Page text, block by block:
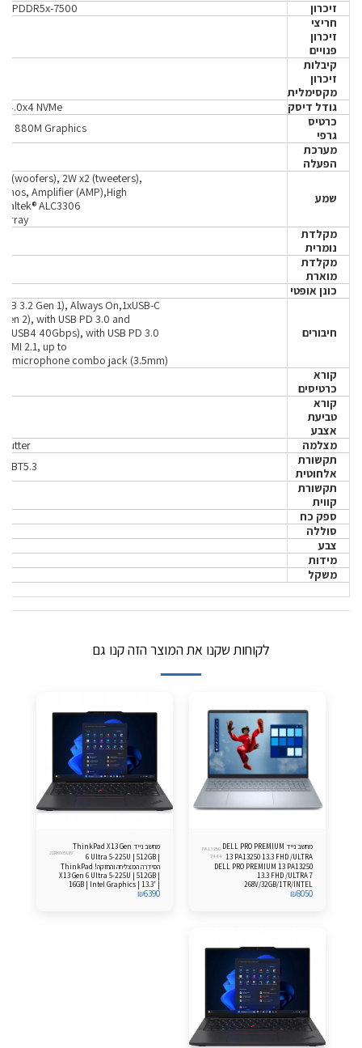
זיכרון
LPDDR5x-7500
חריצי
זיכרון
פנויים
קיבלות
זיכרון
מקסימלית
גודל דיסק
4.0x4 NVMe
כרטיס
גרפי
880M Graphics
מערכת
הפעלה
שמע
(woofers), 2W x2 (tweeters),
Amplifier (AMP),High
ALC3306
מקלדת
נומרית
מקלדת
מוארת
כונן אופטי
חיבורים
3.2 Gen 1), Always On,1xUSB-C
2), with USB PD 3.0 and
(USB4 40Gbps), with USB PD 3.0
2.1, up to
/ microphone combo jack (3.5mm)
קורא
כרטיסים
קורא
טביעת
אצבע
מצלמה
תקשורת
אלחוטית
BT5.3
תקשורת
קווית
ספק כח
סוללה
צבע
מידות
משקל
לקוחות שקנו את המוצר הזה קנו גם
מחשב נייד DELL PRO PREMIUM
13 PA13250 13.3 FHD /ULTRA
7 268V/32GB/1TB
PA13250-
7444
DELL PRO PREMIUM 13 PA13250
13.3 FHD /ULTRA 7
268V/32GB/1TR/INTEL
HD/FP/LKB/3C/WIN11PRO/3YOS
₪8050
מחשב נייד ThinkPad X13 Gen
6 Ultra 5-225U | 512GB |
16GB Windows 11 Pro
21RK005UIV
הסידרה המצליחה והחזקה! ThinkPad
X13 Gen 6 Ultra 5-225U | 512GB |
16GB | Intel Graphics | 13.3' |
Windows 11 Pro
₪6390